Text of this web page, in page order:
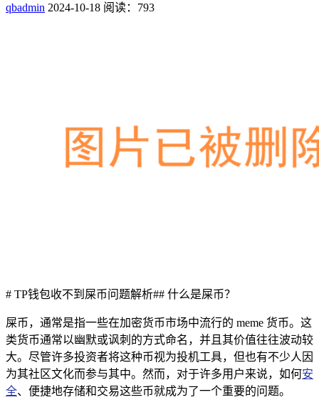
qbadmin 2024-10-18 阅读：793
# TP钱包收不到屎币问题解析## 什么是屎币？
屎币，通常是指一些在加密货币市场中流行的 meme 货币。这
类货币通常以幽默或讽刺的方式命名，并且其价值往往波动较
大。尽管许多投资者将这种币视为投机工具，但也有不少人因
为其社区文化而参与其中。然而，对于许多用户来说，如何安
全、便捷地存储和交易这些币就成为了一个重要的问题。